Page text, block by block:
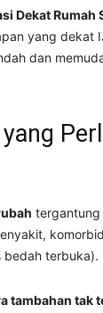
Dekat Rumah
yang dekat
dan
tergantung
bedah terbuka).
tambahan tak